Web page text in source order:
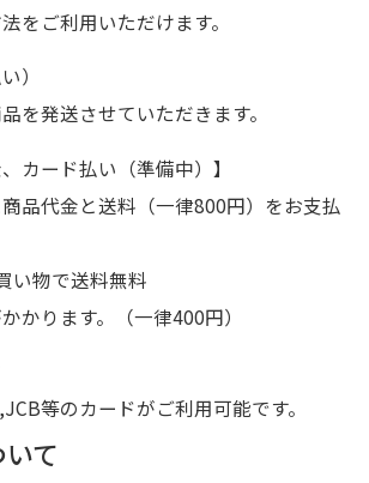
をご利用いただけます。
）
を発送させていただきます。
カード払い（準備中）】
品代金と送料（一律800円）をお支払
い物で送料無料
かります。（一律400円）
等のカードがご利用可能です。
て